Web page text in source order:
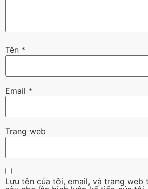
Tên *
Email *
Trang web
Lưu tên của tôi, email, và trang web